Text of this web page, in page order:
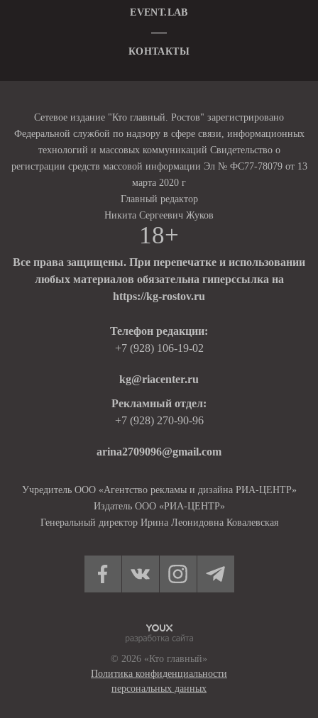
EVENT.LAB
КОНТАКТЫ
Сетевое издание "Кто главный. Ростов" зарегистрировано
Федеральной службой по надзору в сфере связи, информационных
технологий и массовых коммуникаций Свидетельство о
регистрации средств массовой информации Эл № ФС77-78079 от 13
марта 2020 г
Главный редактор
Никита Сергеевич Жуков
18+
Все права защищены. При перепечатке и использовании
любых материалов обязательна гиперссылка на
https://kg-rostov.ru
Телефон редакции:
+7 (928) 106-19-02
kg@riacenter.ru
Рекламный отдел:
+7 (928) 270-90-96
arina2709096@gmail.com
Учредитель ООО «Агентство рекламы и дизайна РИА-ЦЕНТР»
Издатель ООО «РИА-ЦЕНТР»
Генеральный директор Ирина Леонидовна Ковалевская
© 2026 «Кто главный»
Политика конфиденциальности
персональных данных